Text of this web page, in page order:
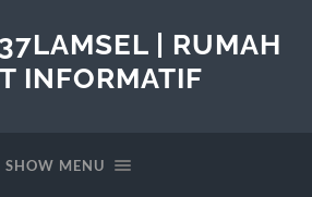
| RUMAH
INFORMATIF
SHOW MENU